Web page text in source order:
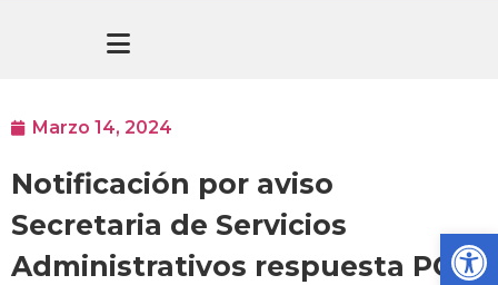
Marzo 14, 2024
Notificación por aviso
Secretaria de Servicios
Administrativos respuesta PQR